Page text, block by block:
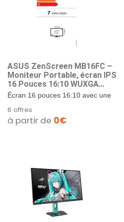
ASUS ZenScreen MB16FC –
Moniteur Portable, écran IPS
16 Pouces 16:10 WUXGA
(1920 x 1200), Alimentation
Pass Through, Rotation
Automatique, trépied, USB
Type-C®, Mini-HDMI®, sans
Scintillement
Écran 16 pouces 16:10 avec une
impressionnant rapport...
6 offres
à partir de 0€